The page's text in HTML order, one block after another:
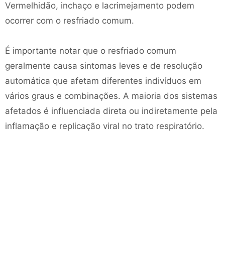
Vermelhidão, inchaço e lacrimejamento podem
ocorrer com o resfriado comum.
É importante notar que o resfriado comum
geralmente causa sintomas leves e de resolução
automática que afetam diferentes indivíduos em
vários graus e combinações. A maioria dos sistemas
afetados é influenciada direta ou indiretamente pela
inflamação e replicação viral no trato respiratório.